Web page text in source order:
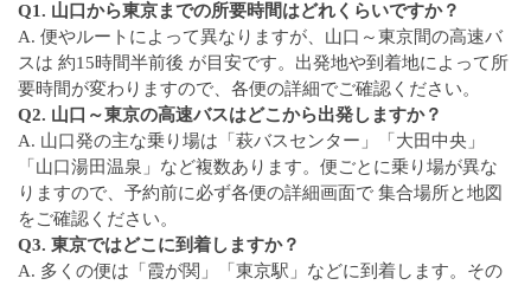
Q1. 山口から東京までの所要時間はどれくらいですか？
A. 便やルートによって異なりますが、山口～東京間の高速バ
スは 約15時間半前後 が目安です。出発地や到着地によって所
要時間が変わりますので、各便の詳細でご確認ください。
Q2. 山口～東京の高速バスはどこから出発しますか？
A. 山口発の主な乗り場は「萩バスセンター」「大田中央」
「山口湯田温泉」など複数あります。便ごとに乗り場が異な
りますので、予約前に必ず各便の詳細画面で 集合場所と地図
をご確認ください。
Q3. 東京ではどこに到着しますか？
A. 多くの便は「霞が関」「東京駅」などに到着します。その